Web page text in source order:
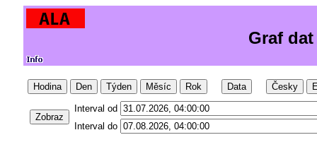
Graf
Hodina Den Týden Měsíc Rok Data Česky
Zobraz
Interval od
Interval do